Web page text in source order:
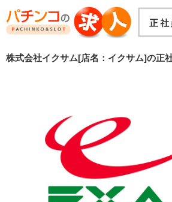
株式会社イクサム[店名：イクサム]の正